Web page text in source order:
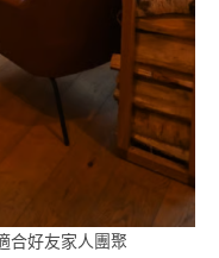
合好友家人團聚